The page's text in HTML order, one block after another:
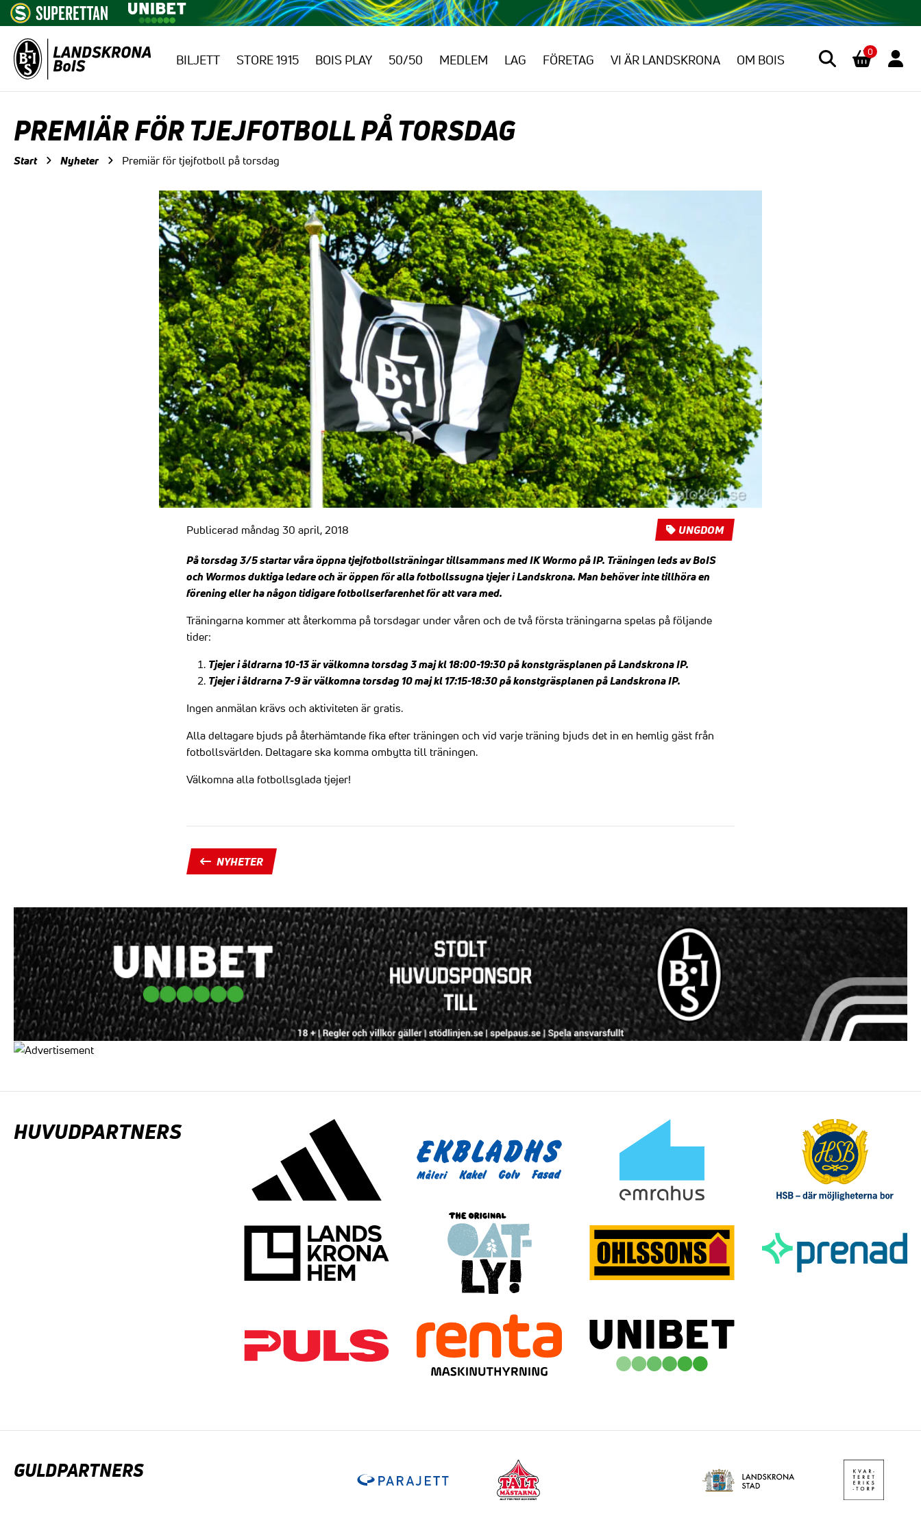
BILJETT STORE 1915 BOIS PLAY 50/50 MEDLEM LAG FÖRETAG VI ÄR LANDSKRONA OM BOIS
0
PREMIÄR FÖR TJEJFOTBOLL PÅ TORSDAG
Start Nyheter Premiär för tjejfotboll på torsdag
Publicerad måndag 30 april, 2018
UNGDOM
På torsdag 3/5 startar våra öppna tjejfotbollsträningar tillsammans med IK Wormo på IP. Träningen leds av BoIS
och Wormos duktiga ledare och är öppen för alla fotbollssugna tjejer i Landskrona. Man behöver inte tillhöra en
förening eller ha någon tidigare fotbollserfarenhet för att vara med.
Träningarna kommer att återkomma på torsdagar under våren och de två första träningarna spelas på följande
tider:
Tjejer i åldrarna 10-13 är välkomna torsdag 3 maj kl 18:00-19:30 på konstgräsplanen på Landskrona IP.
Tjejer i åldrarna 7-9 är välkomna torsdag 10 maj kl 17:15-18:30 på konstgräsplanen på Landskrona IP.
Ingen anmälan krävs och aktiviteten är gratis.
Alla deltagare bjuds på återhämtande fika efter träningen och vid varje träning bjuds det in en hemlig gäst från
fotbollsvärlden. Deltagare ska komma ombytta till träningen.
Välkomna alla fotbollsglada tjejer!
NYHETER
HUVUDPARTNERS
GULDPARTNERS